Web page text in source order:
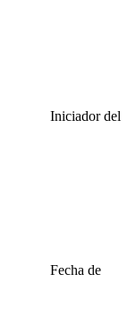
Iniciador del
Fecha de